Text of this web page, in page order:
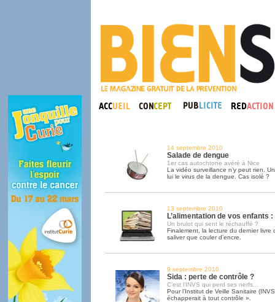
14 septembre 2010
Salade de dengue
1er cas autochtone avéré à Nice
La vidéo surveillance n’y peut rien.
lui le virus de la dengue. Cas isolé ?
13 septembre 2010
L’alimentation de vos enfants
Un brulot qui sent le réchauffé ?
Finalement, la lecture du dernier livre
saliver que couler d’encre.
9 septembre 2010
Sida : perte de contrôle ?
C’est l’INVS qui perd ses nerfs…
Pour l’Institut de Veille Sanitaire
échapperait à tout contrôle ».